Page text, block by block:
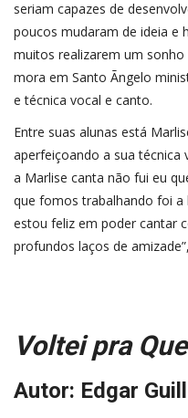
seriam capazes de
poucos mudaram de ideia e
muitos realizarem um
mora em Santo Ãngelo
e técnica vocal e canto.
Entre suas alunas está
aperfeiçoando a sua técnica
a Marlise canta não fui eu
que fomos trabalhando foi a
estou feliz em poder cantar
profundos laços de
Voltei pra
Autor: Edgar